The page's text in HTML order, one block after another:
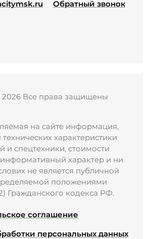
Обратный звонок
2026 Все права защищены
на сайте информация,
характеристики
и спецтехники, стоимости
информативный характер и ни
не является публичной
положениями
Гражданского кодекса РФ.
соглашение
персональных данных